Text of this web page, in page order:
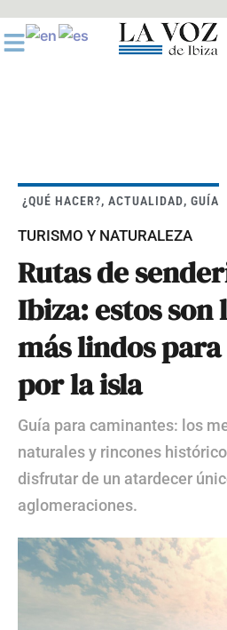
al
contenido
¿QUÉ HACER?, ACTUALIDAD, GUÍA
TURISMO Y NATURALEZA
Rutas de
Ibiza: estos son
más lindos
por la isla
Guía para caminantes: los
naturales y rincones
disfrutar de un atardecer
aglomeraciones.